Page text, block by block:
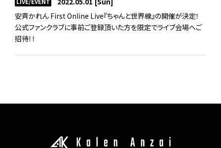
安斉かれん First Online Live『ちゃんと世界線』の開催が決定！
公式ファンクラブに事前ご登録頂いた方を限定でライブ会場へご
招待！！